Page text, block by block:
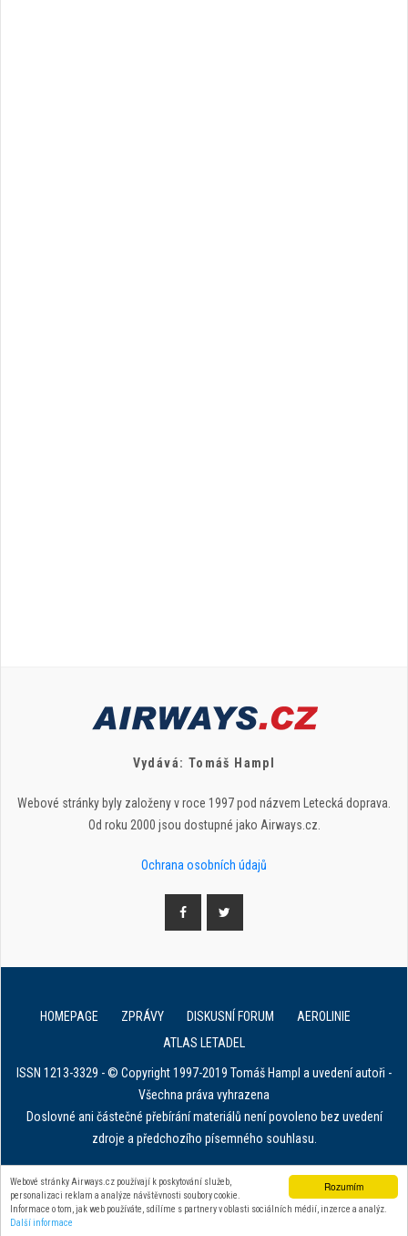
Rozumím
Webové stránky Airways.cz používají k poskytování služeb,
personalizaci reklam a analýze návštěvnosti soubory cookie.
Informace o tom, jak web používáte, sdílíme s partnery v oblasti sociálních médií, inzerce a analýz.
Další informace
Vydává: Tomáš Hampl
Webové stránky byly založeny v roce 1997 pod názvem Letecká doprava.
Od roku 2000 jsou dostupné jako Airways.cz.
Ochrana osobních údajů
HOMEPAGE ZPRÁVY DISKUSNÍ FORUM
AEROLINIE
ATLAS LETADEL
ISSN 1213-3329 - © Copyright 1997-2019 Tomáš Hampl a uvedení autoři -
Všechna práva vyhrazena
Doslovné ani částečné přebírání materiálů není povoleno bez uvedení
zdroje a předchozího písemného souhlasu.
E. in ART for african IVF clinics
Zařízení na stahování dat z tachografu